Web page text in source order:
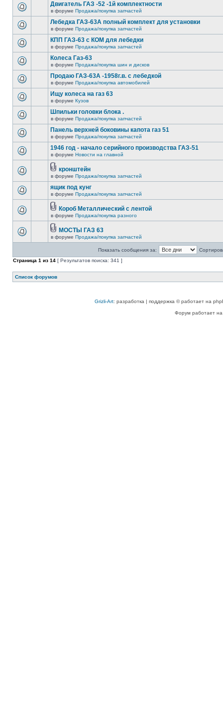
Двигатель ГАЗ -52 -1й комплектности
в форуме Продажа/покупка запчастей
Лебедка ГАЗ-63А полный комплект для установки
в форуме Продажа/покупка запчастей
КПП ГАЗ-63 с КОМ для лебедки
в форуме Продажа/покупка запчастей
Колеса Газ-63
в форуме Продажа/покупка шин и дисков
Продаю ГАЗ-63А -1958г.в. с лебедкой
в форуме Продажа/покупка автомобилей
Ищу колеса на газ 63
в форуме Кузов
Шпильки головки блока .
в форуме Продажа/покупка запчастей
Панель верхней боковины капота газ 51
в форуме Продажа/покупка запчастей
1946 год - начало серийного производства ГАЗ-51
в форуме Новости на главной
кронштейн
в форуме Продажа/покупка запчастей
ящик под кунг
в форуме Продажа/покупка запчастей
Короб Металлический с лентой
в форуме Продажа/покупка разного
МОСТЫ ГАЗ 63
в форуме Продажа/покупка запчастей
Показать сообщения за:
Страница 1 из 14 [ Результатов поиска: 341 ]
Список форумов
Grizli-Art: разработка | поддержка © работает на
Форум работает